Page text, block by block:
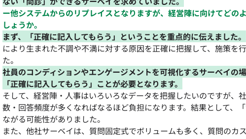
ー他システムからのリプレイスとなりますが、経営陣に向けてどの
しょうか。
まず、「正確に記入してもらう」ということを重点的に伝えました。
により生まれた不調や不満に対する原因を正確に把握して、施策を
た。
社員のコンディションやエンゲージメントを可視化するサーベイの
「正確に記入してもらう」ことが必要となります。
そして、経営陣・人事はいろいろなデータを把握したいのですが、
数・回答頻度が多くなればなるほど負担になります。結果として、
ながる可能性がありました。
また、他社サーベイは、質問固定式でボリュームも多く、質問のカ